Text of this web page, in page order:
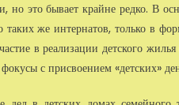
но это бывает крайне редко. В
таких же интернатов, только в
в реализации детского
с присвоением «детских»